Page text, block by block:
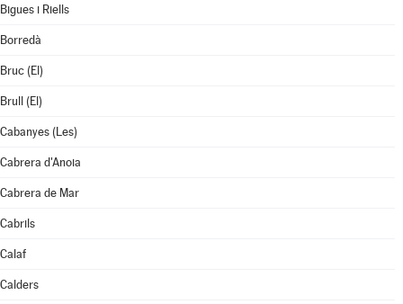
Bigues i Riells
Borredà
Bruc (El)
Brull (El)
Cabanyes (Les)
Cabrera d'Anoia
Cabrera de Mar
Cabrils
Calaf
Calders